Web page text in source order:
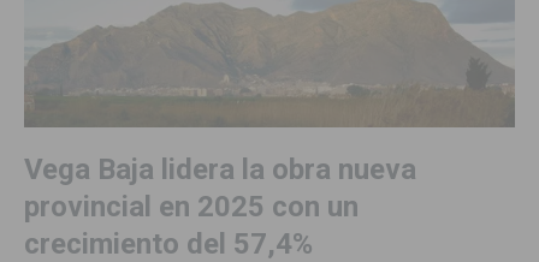
Vega Baja lidera la obra nueva
provincial en 2025 con un
crecimiento del 57,4%